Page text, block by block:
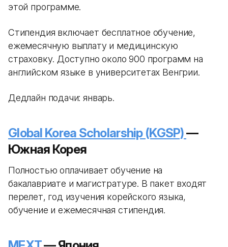
этой программе.
Стипендия включает бесплатное обучение,
ежемесячную выплату и медицинскую
страховку. Доступно около 900 программ на
английском языке в университетах Венгрии.
Дедлайн подачи: январь.
Global Korea Scholarship (KGSP)—
Южная Корея
Полностью оплачивает обучение на
бакалавриате и магистратуре. В пакет входят
перелет, год изучения корейского языка,
обучение и ежемесячная стипендия.